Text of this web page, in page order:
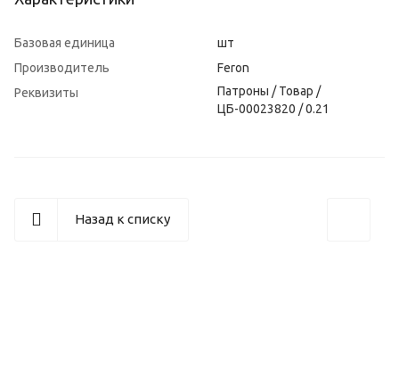
Базовая единица
шт
Производитель
Feron
Реквизиты
Патроны / Товар /
ЦБ-00023820 / 0.21
Назад к списку